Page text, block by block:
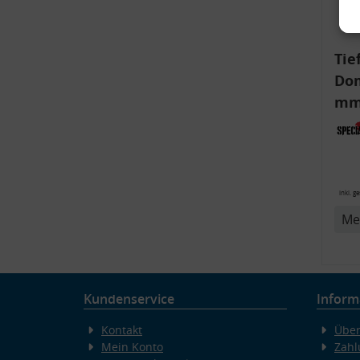
inkl.
Kundenservice
Kontakt
Mein Konto